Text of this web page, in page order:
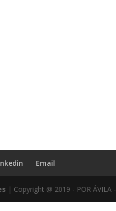
Email
| Copyright @ 2019 - POR ÁVILA -